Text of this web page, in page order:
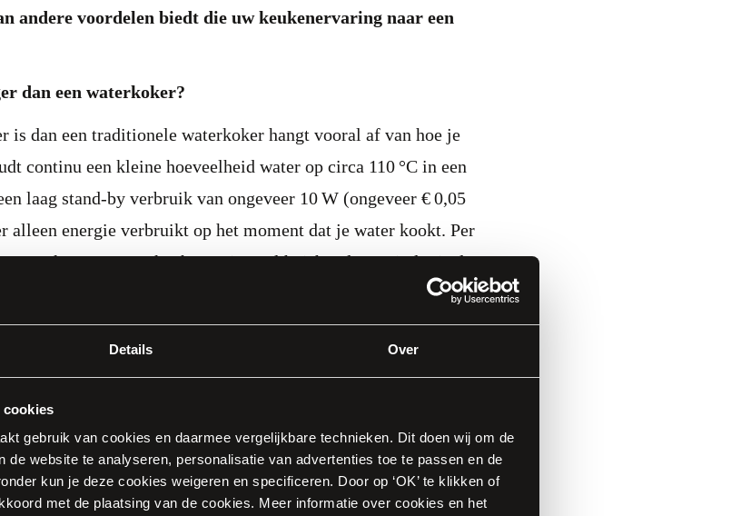
Details Over
cookies
gebruik van cookies en daarmee vergelijkbare technieken. Dit doen wij om de
de website te analyseren, personalisatie van advertenties toe te passen en de
kun je deze cookies weigeren en specificeren. Door op ‘OK’ te klikken of
met de plaatsing van de cookies. Meer informatie over cookies en het
andere voordelen biedt die uw keukenervaring naar een
dan een waterkoker?
is dan een traditionele waterkoker hangt vooral af van hoe je
continu een kleine hoeveelheid water op circa 110 °C in een
laag stand‑by verbruik van ongeveer 10 W (ongeveer € 0,05
alleen energie verbruikt op het moment dat je water kookt. Per
zo’n 0,01 kWh, wat in veel huishoudens minder is dan
regelmatig meer water opwarmt dan nodig is. Daardoor kan
uiteindelijk energiezuiniger zijn dan een waterkoker, omdat hij
waterkoker energetisch voordeliger zijn omdat er geen continu